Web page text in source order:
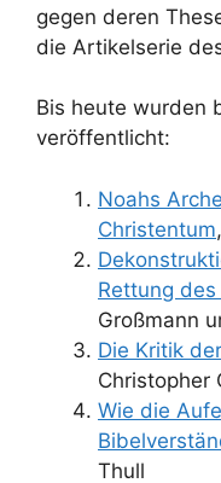
gegen deren
die Artikelserie
Bis heute wurden
veröffentlicht:
Noahs
Christentum
Rettung
Großmann
Die Kritik
Christopher
Wie die
Thull